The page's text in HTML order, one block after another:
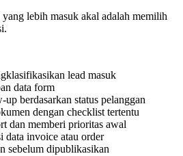
lebih masuk akal adalah memilih
lead masuk
data form
berdasarkan status pelanggan
dengan checklist tertentu
dan memberi prioritas awal
data invoice atau order
sebelum dipublikasikan